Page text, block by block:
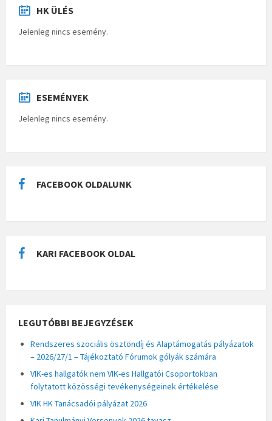
HK ÜLÉS
Jelenleg nincs esemény.
ESEMÉNYEK
Jelenleg nincs esemény.
FACEBOOK OLDALUNK
KARI FACEBOOK OLDAL
LEGUTÓBBI BEJEGYZÉSEK
Rendszeres szociális ösztöndíj és Alaptámogatás pályázatok
– 2026/27/1 – Tájékoztató Fórumok gólyák számára
VIK-es hallgatók nem VIK-es Hallgatói Csoportokban
folytatott közösségi tevékenységeinek értékelése
VIK HK Tanácsadói pályázat 2026